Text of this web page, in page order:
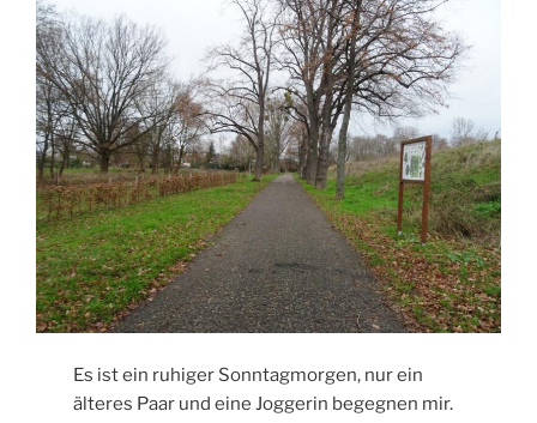
Es ist ein ruhiger Sonntagmorgen, nur ein
älteres Paar und eine Joggerin begegnen mir.